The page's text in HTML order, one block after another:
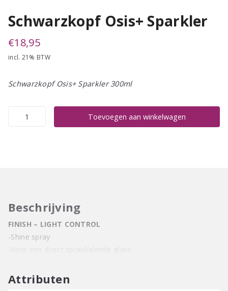
Schwarzkopf Osis+ Sparkler
€18,95
incl. 21% BTW
Schwarzkopf Osis+ Sparkler 300ml
Schwarzkopf
Toevoegen aan winkelwagen
Beschrijving
FINISH – LIGHT CONTROL
-Shine spray
-Voor een direct sprankelende glans
Attributen